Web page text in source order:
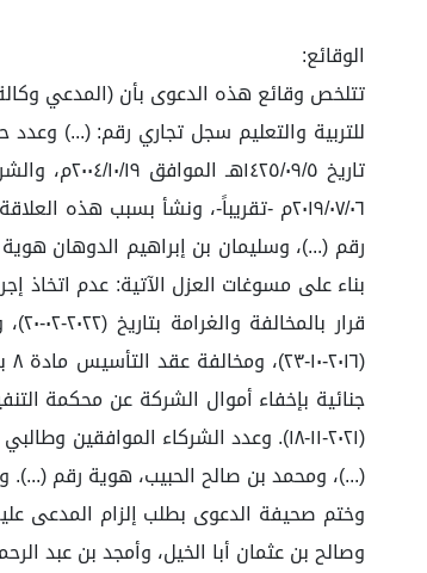
الوقائع:
تتلخص وقائع هذه الدعوى بأن (المدعي
٢٠١٩/٠٧/٠٦م -تقريباً-، ونشأ بسبب
رقم (...)، وسليمان بن إبراهيم الدوهان
(٢٠٢١-١١-١٨). وعدد الشركاء
(...)، ومحمد بن صالح الحبيب، هوية رقم (...). وهم يمثلون ما
وختم صحيفة الدعوى بطلب إلزام المدعى
وصالح بن عثمان أبا الخيل، وأمجد بن عبد